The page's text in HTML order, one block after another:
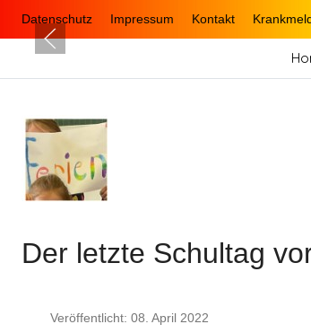
Datenschutz Impressum Kontakt
Der letzte Schultag
Veröffentlicht: 08. April 2022